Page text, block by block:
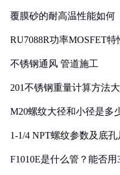
覆膜砂的耐高温性能如何
RU7088R功率MOSFET
不锈钢通风 管道施工
201不锈钢重量计算方法
M20螺纹大径和小径是多
1-1/4 NPT螺纹参数及底
F1010E是什么管？能否用